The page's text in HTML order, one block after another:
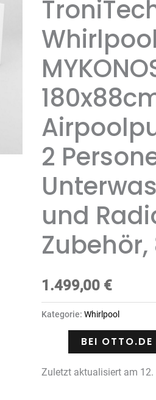
Whirlpool
2
und
Zubehör,
1.499,00 €
Kategorie: Whirlpool
BEI OTTO.DE
Zuletzt aktualisiert am